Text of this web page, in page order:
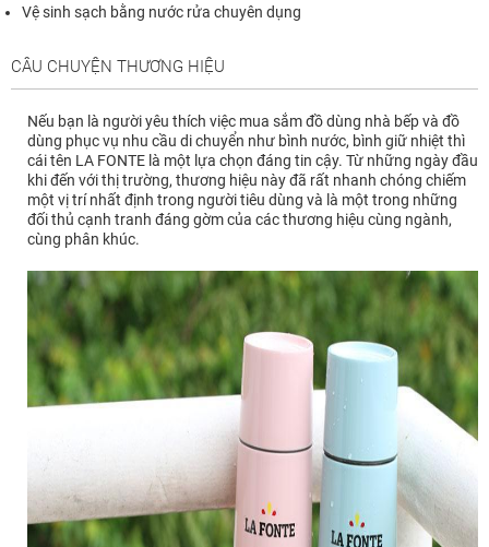
Vệ sinh sạch bằng nước rửa chuyên dụng
CÂU CHUYỆN THƯƠNG HIỆU
Nếu bạn là người yêu thích việc mua sắm đồ dùng nhà bếp và đồ
dùng phục vụ nhu cầu di chuyển như bình nước, bình giữ nhiệt thì
cái tên LA FONTE là một lựa chọn đáng tin cậy. Từ những ngày đầu
khi đến với thị trường, thương hiệu này đã rất nhanh chóng chiếm
một vị trí nhất định trong người tiêu dùng và là một trong những
đối thủ cạnh tranh đáng gờm của các thương hiệu cùng ngành,
cùng phân khúc.